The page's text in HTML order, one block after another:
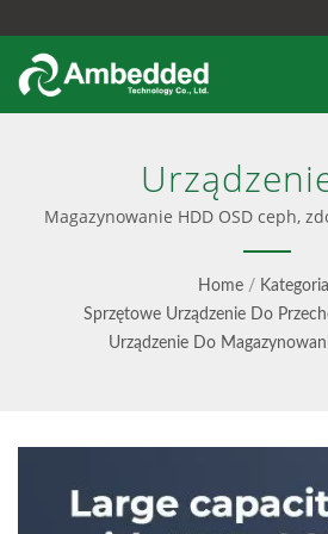
Magazynowania
|
Magazynowanie HDD OSD ceph,
dużej pojemności klastra ceph,
dla aplikacji takich jak
zapasowych. | Rozwiązania
Urządzenia i
Home / Kategoria
Sprzętowe Urządzenie Do
Urządzenie Do